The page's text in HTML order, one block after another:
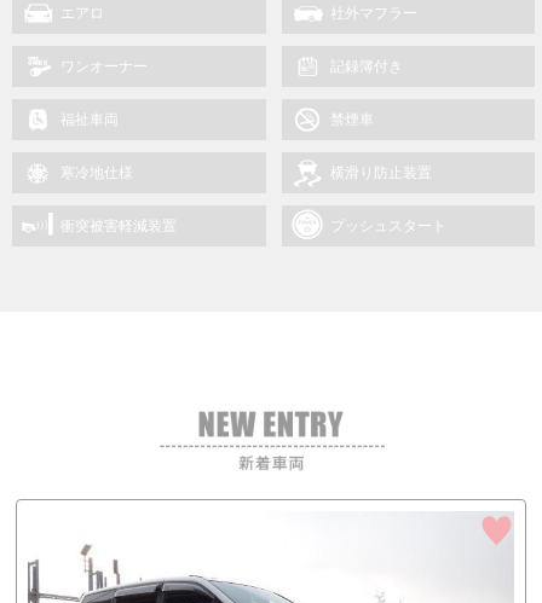
エアロ 社外マフラー
ワンオーナー 記録簿付き
福祉車両 禁煙車
寒冷地仕様 横滑り防止装置
衝突被害軽減装置 プッシュスタート